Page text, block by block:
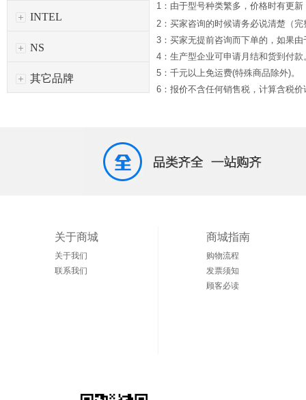
INTEL
NS
其它品牌
1：由于型号种类繁多，价格时有更
2：买家咨询的时候请务必说清楚（
3：买家无提前咨询而下单的，如果
4：生产型企业可申请月结和货到付款
5：千元以上免运费(特殊商品除外)。
6：报价不含任何销售税，计算含税价
关于商城
关于我们
联系我们
商城指南
购物流程
发票须知
顾客必读